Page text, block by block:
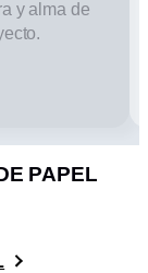
y alma de
PAPEL